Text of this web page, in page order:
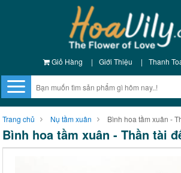
Giỏ Hàng | Giới Thiệu | Thanh
Trang chủ Nụ tầm xuân Bình hoa tầm xuân -
Bình hoa tầm xuân - Thần tài